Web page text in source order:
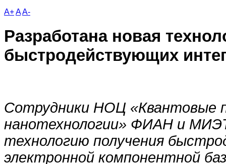
A+AA-
Разработана новая
быстродействующих
Сотрудники НОЦ «Квантовые
нанотехнологии» ФИАН и
технологию получения
электронной компонентной